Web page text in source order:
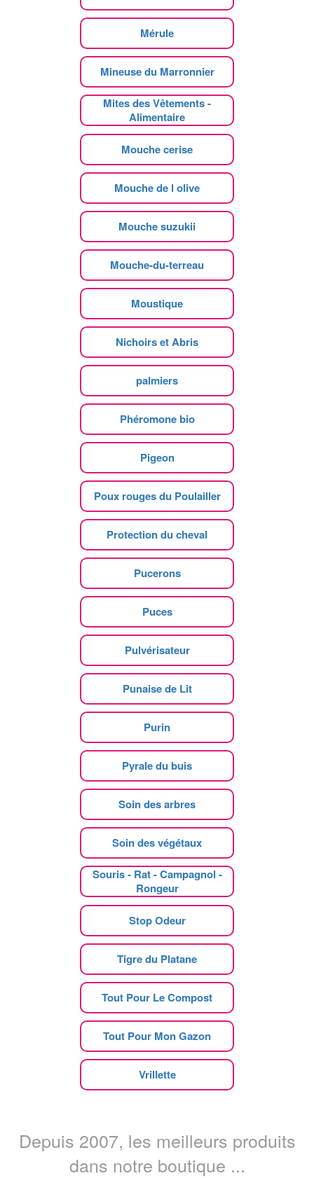
Mérule
Mineuse du Marronnier
Mites des Vêtements -
Alimentaire
Mouche cerise
Mouche de l olive
Mouche suzukii
Mouche-du-terreau
Moustique
Nichoirs et Abris
palmiers
Phéromone bio
Pigeon
Poux rouges du Poulailler
Protection du cheval
Pucerons
Puces
Pulvérisateur
Punaise de Lit
Purin
Pyrale du buis
Soin des arbres
Soin des végétaux
Souris - Rat - Campagnol -
Rongeur
Stop Odeur
Tigre du Platane
Tout Pour Le Compost
Tout Pour Mon Gazon
Vrillette
Depuis 2007, les meilleurs produits
dans notre boutique ...